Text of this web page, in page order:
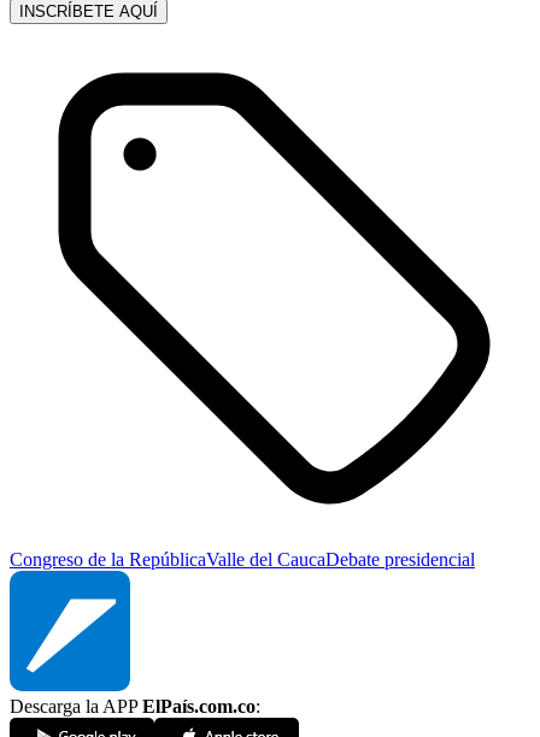
INSCRÍBETE AQUÍ
Congreso de la RepúblicaValle del CaucaDebate presidencial
Descarga la APPElPaís.com.co: